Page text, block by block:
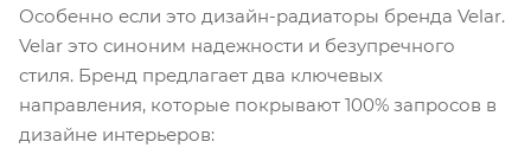
Особенно если это дизайн-радиаторы бренда Velar.
Velar это синоним надежности и безупречного
стиля. Бренд предлагает два ключевых
направления, которые покрывают 100% запросов в
дизайне интерьеров: